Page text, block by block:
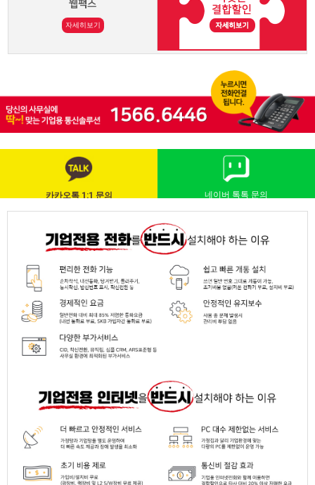
자세히보기
카카오톡 1:1 문의 네이버 톡톡 문의